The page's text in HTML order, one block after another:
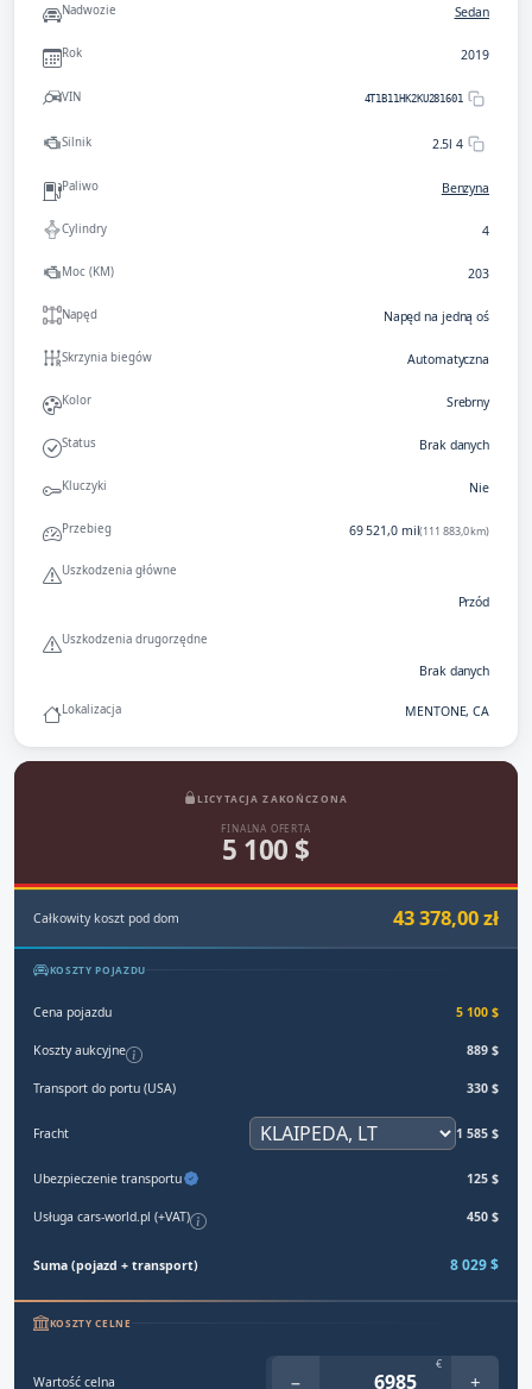
Nadwozie Sedan
Rok 2019
VIN 4T1B11HK2KU281601
Silnik 2.5l 4
Paliwo Benzyna
Cylindry 4
Moc (KM) 203
Napęd Napęd na jedną oś
Skrzynia biegów Automatyczna
Kolor Srebrny
Status Brak danych
Kluczyki Nie
Przebieg 69 521,0 mil(111 883,0 km)
Uszkodzenia główne
Przód
Uszkodzenia drugorzędne
Brak danych
Lokalizacja MENTONE, CA
LICYTACJA ZAKOŃCZONA
FINALNA OFERTA
5 100 $
Całkowity koszt pod dom 43 378,00 zł
KOSZTY POJAZDU
Cena pojazdu 5 100 $
Koszty aukcyjne 889 $
Transport do portu (USA) 330 $
Fracht 1 585 $
Ubezpieczenie transportu 125 $
Usługa cars-world.pl (+VAT) 450 $
Suma (pojazd + transport) 8 029 $
KOSZTY CELNE
Wartość celna −
€
+